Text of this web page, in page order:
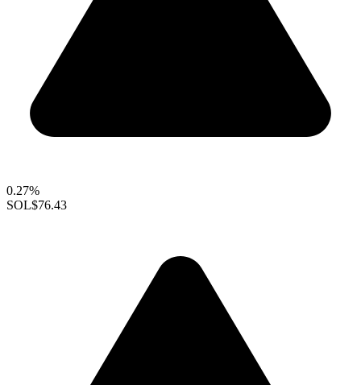
0.27%
SOL$76.43